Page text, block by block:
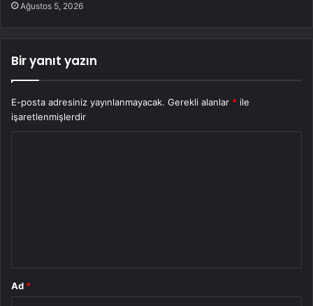
Ağustos 5, 2026
Bir yanıt yazın
E-posta adresiniz yayınlanmayacak. Gerekli alanlar * ile
işaretlenmişlerdir
Ad *